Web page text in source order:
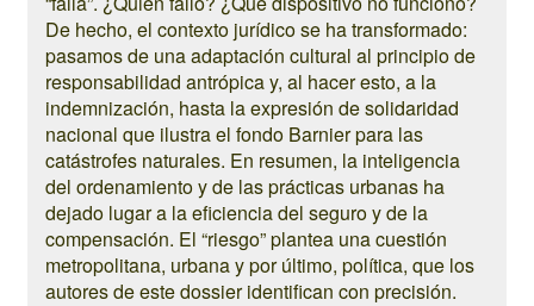
De hecho, el contexto jurídico se ha transformado:
pasamos de una adaptación cultural al principio de
responsabilidad antrópica y, al hacer esto, a la
indemnización, hasta la expresión de solidaridad
nacional que ilustra el fondo Barnier para las
catástrofes naturales. En resumen, la inteligencia
del ordenamiento y de las prácticas urbanas ha
dejado lugar a la eficiencia del seguro y de la
compensación. El “riesgo” plantea una cuestión
metropolitana, urbana y por último, política, que los
autores de este dossier identifican con precisión.